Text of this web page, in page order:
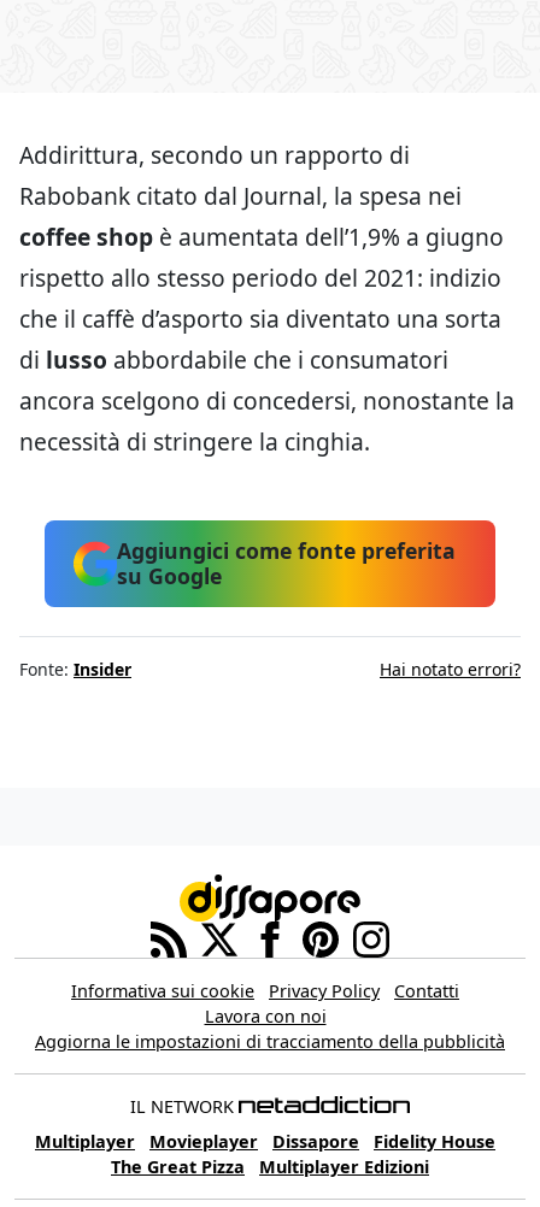
Addirittura, secondo un rapporto di
Rabobank citato dal Journal, la spesa nei
coffee shop è aumentata dell’1,9% a giugno
rispetto allo stesso periodo del 2021: indizio
che il caffè d’asporto sia diventato una sorta
di lusso abbordabile che i consumatori
ancora scelgono di concedersi, nonostante la
necessità di stringere la cinghia.
Aggiungici come fonte preferita
su Google
Fonte: Insider Hai notato errori?
Informativa sui cookie Privacy Policy
Contatti
Lavora con noi
Aggiorna le impostazioni di tracciamento della pubblicità
IL NETWORK
Multiplayer
Movieplayer Dissapore
Fidelity House
The Great Pizza
Multiplayer Edizioni